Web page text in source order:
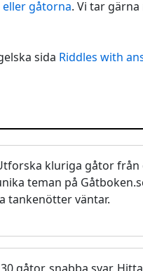
gåtorna. Vi tar
sida Riddles with
kluriga gåtor från
teman på
tankenötter väntar.